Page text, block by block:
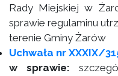
Rady Miejskiej w
sprawie regulaminu
terenie Gminy Żarów
Uchwała nr XXXIX/
w sprawie: